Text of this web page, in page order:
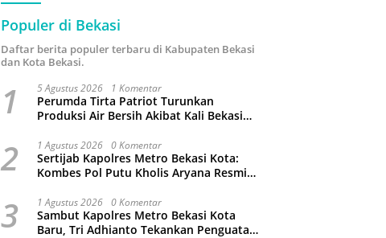
Populer di Bekasi
Daftar berita populer terbaru di Kabupaten Bekasi
dan Kota Bekasi.
1 5 Agustus 2026 1 Komentar
Perumda Tirta Patriot Turunkan
Produksi Air Bersih Akibat Kali Bekasi
2 1 Agustus 2026 0 Komentar
Sertijab Kapolres Metro Bekasi Kota:
Kombes Pol Putu Kholis Aryana Resmi
Bintoro
3 1 Agustus 2026 0 Komentar
Sambut Kapolres Metro Bekasi Kota
Baru, Tri Adhianto Tekankan Penguatan